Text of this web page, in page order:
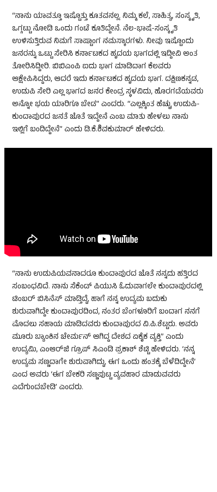
“ನಾನು ಯಾವತ್ತೂ ಇಷ್ಟೊತ್ತು ಕೂತವನಲ್ಲ. ನಿಮ್ಮ ಕಲೆ, ಸಾಹಿತ್ಯ, ಸಂಸ್ಕೃತಿ,
ಒಗ್ಗಟ್ಟು ನೋಡಿ ಒಂದು ಗಂಟೆ ಕೂತಿದ್ದೇನೆ. ನೆಲ-ಭಾಷೆ-ಸಂಸ್ಕೃತಿ
ಉಳಿಸುತ್ತಿರುವ ನಿಮಗೆ ಸಾಷ್ಟಾಂಗ ನಮಸ್ಕಾರಗಳು. ನೀವು ಇಷ್ಟೊಂದು
ಜನರನ್ನು ಒಟ್ಟು ಸೇರಿಸಿ ಕರ್ನಾಟಕದ ಹೃದಯ ಭಾಗದಲ್ಲಿ ಇದ್ದೀವಿ ಅಂತ
ತೋರಿಸಿದ್ದೀರಿ. ಬಿಬಿಎಂಪಿ ಐದು ಭಾಗ ಮಾಡಿದಾಗ ಕೆಲವರು
ಆಕ್ಷೇಪಿಸಿದ್ದರು, ಆದರೆ ಇದು ಕರ್ನಾಟಕದ ಹೃದಯ ಭಾಗ. ದಕ್ಷಿಣಕನ್ನಡ,
ಉಡುಪಿ ಸೇರಿ ಎಲ್ಲ ಭಾಗದ ಜನರ ಕೇಂದ್ರ ಸ್ಥಳವಿದು, ಹೊರಗಡೆಯವರು
ಅನ್ನೋ ಭಯ ಯಾರಿಗೂ ಬೇಡ” ಎಂದರು. “ಎಲ್ಲಕ್ಕಿಂತ ಹೆಚ್ಚು ಉಡುಪಿ-
ಕುಂದಾಪುರದ ಜನತೆ ಜೊತೆ ಇದ್ದೇನೆ ಎಂಬ ಮಾತು ಹೇಳಲು ನಾನು
ಇಲ್ಲಿಗೆ ಬಂದಿದ್ದೇನೆ” ಎಂದು ಡಿ.ಕೆ.ಶಿವಕುಮಾರ್ ಹೇಳಿದರು.
“ನಾನು ಉಡುಪಿಯವನಾದರೂ ಕುಂದಾಪುರದ ಜೊತೆ ನನ್ನದು ಹತ್ತಿರದ
ಸಂಬಂಧವಿದೆ. ನಾನು ಸೆಕೆಂಡ್ ಪಿಯುಸಿ ಓದುವಾಗಲೇ ಕುಂದಾಪುರದಲ್ಲಿ
ಟಿಂಬರ್ ಬಿಸಿನೆಸ್ ಮಾಡ್ತಿದ್ದೆ, ಹಾಗೆ ನನ್ನ ಉದ್ಯಮ ಬದುಕು
ಶುರುವಾಗಿದ್ದೇ ಕುಂದಾಪುರದಿಂದ, ನಂತರ ಬೆಂಗಳೂರಿಗೆ ಬಂದಾಗ ನನಗೆ
ಮೊದಲು ಸಹಾಯ ಮಾಡಿದವರು ಕುಂದಾಪುರದ ವಿ.ಪಿ.ಶೆಟ್ಟರು. ಅವರು
ಮೂರು ಬ್ಯಾಂಕಿನ ಚೇರ್ಮನ್ ಆಗಿದ್ದ ದೇಶದ ಏಕೈಕ ವ್ಯಕ್ತಿ” ಎಂದು
ಉದ್ಯಮಿ, ಎಂಆರ್‌ಜಿ ಗ್ರೂಪ್‌ ಸಿಎಂಡಿ ಪ್ರಕಾಶ್ ಶೆಟ್ಟಿ ಹೇಳಿದರು. ‘ನನ್ನ
ಉದ್ಯಮ ಸಣ್ಣದಾಗೇ ಶುರುವಾಗಿದ್ದು, ಈಗ ಒಂದು ಹಂತಕ್ಕೆ ಬೆಳೆದಿದ್ದೇನೆ’
ಎಂದ ಅವರು ‘ಈಗ ಬೇಕರಿ ಸಣ್ಣಪುಟ್ಟ ವ್ಯವಹಾರ ಮಾಡುವವರು
ಎದೆಗುಂದಬೇಡಿ’ ಎಂದರು.